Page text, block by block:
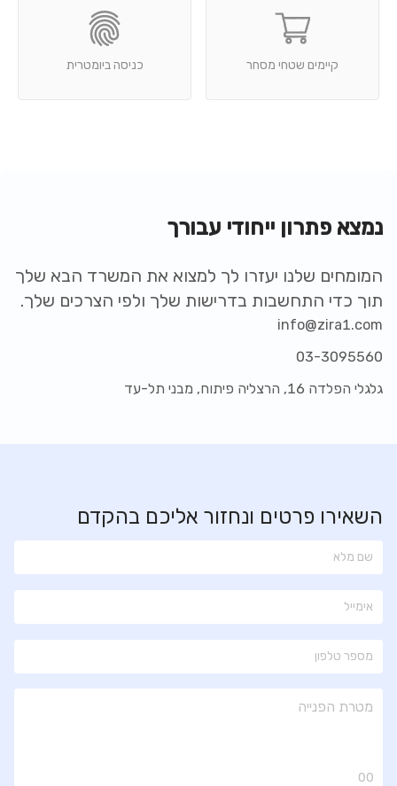
קיימים שטחי מסחר כניסה ביומטרית
נמצא פתרון ייחודי עבורך
המומחים שלנו יעזרו לך למצוא את המשרד הבא שלך
תוך כדי התחשבות בדרישות שלך ולפי הצרכים שלך.
info@zira1.com
03-3095560
גלגלי הפלדה 16, הרצליה פיתוח, מבני תל-עד
השאירו פרטים ונחזור אליכם בהקדם
00